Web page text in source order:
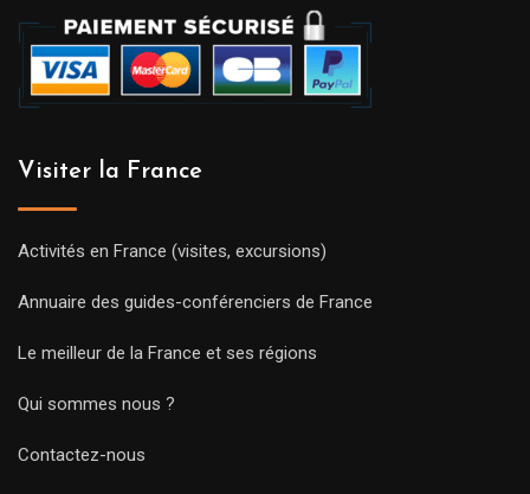
Visiter la France
Activités en France (visites, excursions)
Annuaire des guides-conférenciers de France
Le meilleur de la France et ses régions
Qui sommes nous ?
Contactez-nous